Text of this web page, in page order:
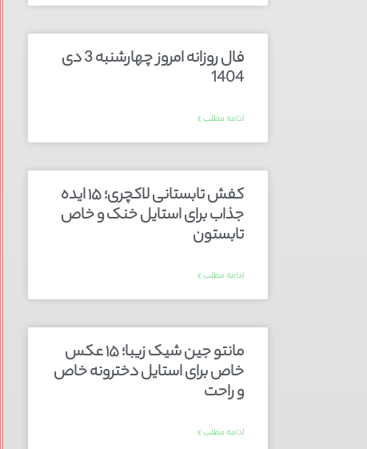
فال روزانه امروز چهارشنبه 3 دی
1404
ادامه مطلب »
کفش تابستانی لاکچری؛ ۱۵ ایده‌
جذاب برای استایل خنک و خاص
تابستون
ادامه مطلب »
مانتو جین شیک زیبا؛ ۱۵ عکس
خاص برای استایل دخترونه خاص
و راحت
ادامه مطلب »